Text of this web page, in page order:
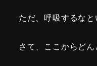
ただ、呼吸するなと
さて、ここからどん